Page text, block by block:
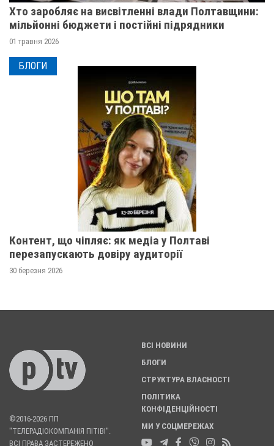
Хто заробляє на висвітленні влади Полтавщини:
мільйонні бюджети і постійні підрядники
01 травня 2026
БЛОГИ
Контент, що чіпляє: як медіа у Полтаві
перезапускають довіру аудиторії
30 березня 2026
©2016-2026 ПП
"ТЕЛЕРАДІОКОМПАНІЯ ПІТІВІ".
ВСІ ПРАВА ЗАСТЕРЕЖЕНО
ВСІ НОВИНИ
БЛОГИ
СТРУКТУРА ВЛАСНОСТІ
ПОЛІТИКА
КОНФІДЕНЦІЙНОСТІ
МИ У СОЦМЕРЕЖАХ